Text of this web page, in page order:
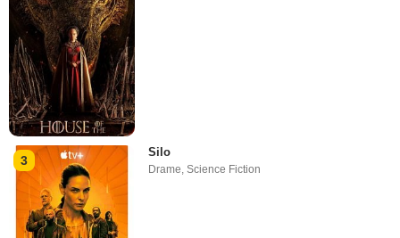
3
Silo
Drame,Science Fiction